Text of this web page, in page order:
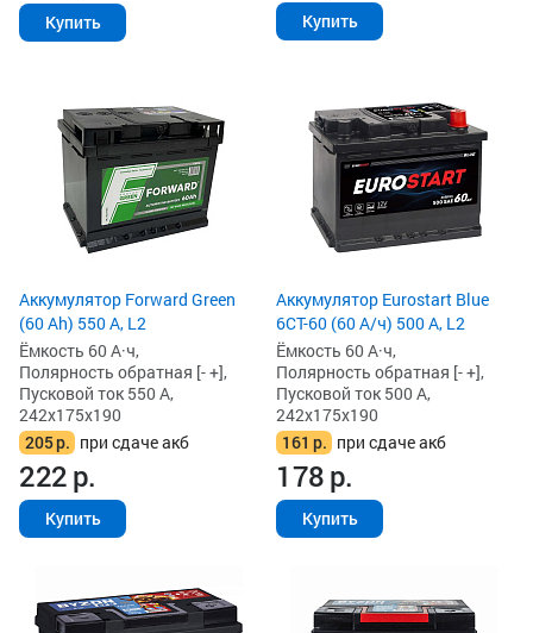
Купить Купить
Аккумулятор Forward Green
(60 Ah) 550 А, L2
Ёмкость 60 А·ч,
Полярность обратная [- +],
Пусковой ток 550 А,
242x175x190
205р. при сдаче акб
222р.
Купить
Аккумулятор Eurostart Blue
6CT-60 (60 А/ч) 500 А, L2
Ёмкость 60 А·ч,
Полярность обратная [- +],
Пусковой ток 500 А,
242x175x190
161 р. при сдаче акб
178р.
Купить